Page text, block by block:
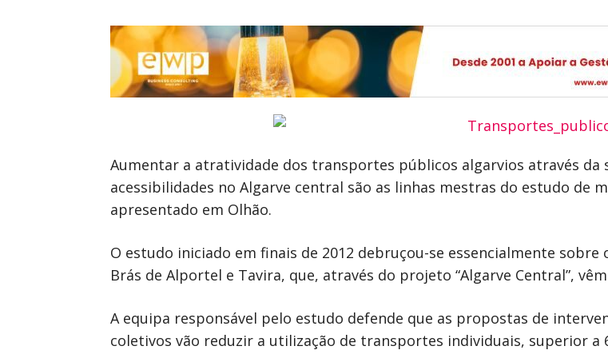
Aumentar a atratividade dos transportes públicos algarvios através da
acessibilidades no Algarve central são as linhas mestras do estudo de
apresentado em Olhão.
O estudo iniciado em finais de 2012 debruçou-se essencialmente sobre
Brás de Alportel e Tavira, que, através do projeto “Algarve Central”,
A equipa responsável pelo estudo defende que as propostas de
coletivos vão reduzir a utilização de transportes individuais, superior a